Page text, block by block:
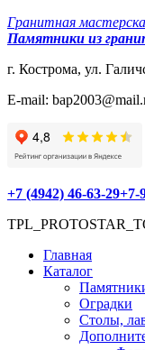
Гранитная
Памятники из
г. Кострома, ул.
E-mail:
+7 (4942) 46-63-29+7-
Главная
Каталог
Оградки
Столы,